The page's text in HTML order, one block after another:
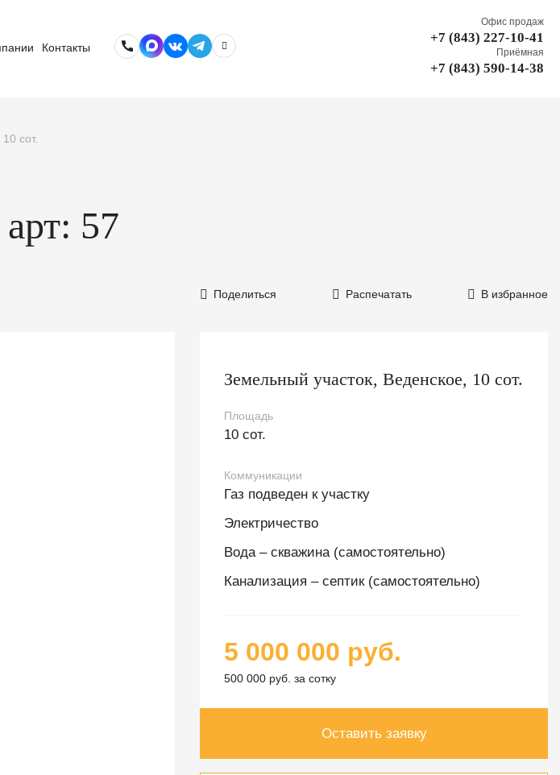
Контакты
Офис продаж
+7 (843) 227-10-41
Приёмная
+7 (843) 590-14-38
сот.
57
Поделиться Распечатать В избранное
Земельный участок, Веденское, 10 сот.
Площадь
10 сот.
Коммуникации
Газ подведен к участку
Электричество
Вода – скважина (самостоятельно)
Канализация – септик (самостоятельно)
5 000 000 руб.
500 000 руб. за сотку
Оставить заявку